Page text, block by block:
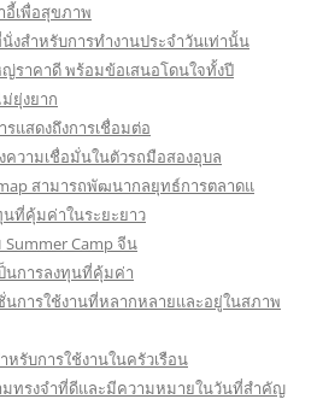
อี้เพื่อสุขภาพ
งสำหรับการทำงานประจำวันเท่านั้น
ราคาดี พร้อมข้อเสนอโดนใจทั้งปี
ยุ่งยาก
แสดงถึงการเชื่อมต่อ
ความเชื่อมั่นในตัวรถมือสองอุบล
สามารถพัฒนากลยุทธ์การตลาดแ
นที่คุ้มค่าในระยะยาว
Summer Camp จีน
นการลงทุนที่คุ้มค่า
นการใช้งานที่หลากหลายและอยู่ในสภาพ
หรับการใช้งานในครัวเรือน
มทรงจำที่ดีและมีความหมายในวันที่สำคัญ